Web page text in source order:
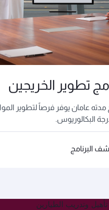
تطوير الخريجين
مدته عامان يوفر فرصاً لتطوير
البكالوريوس.
البرنامج